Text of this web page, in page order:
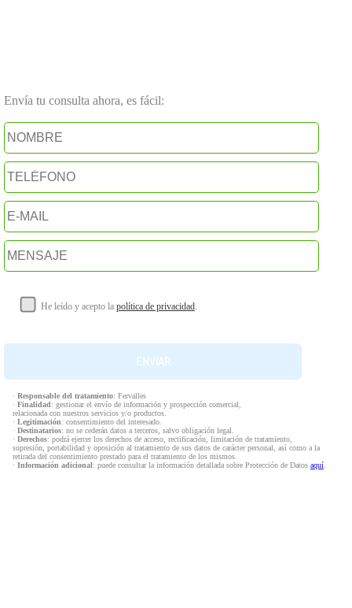
Envía tu consulta ahora, es fácil:
He leído y acepto la política de privacidad.
· Responsable del tratamiento: Fervalles
· Finalidad: gestionar el envío de información y prospección comercial,
relacionada con nuestros servicios y/o productos.
· Legitimación: consentimiento del interesado.
· Destinatarios: no se cederán datos a terceros, salvo obligación legal.
· Derechos: podrá ejercer los derechos de acceso, rectificación, limitación de tratamiento,
supresión, portabilidad y oposición al tratamiento de sus datos de carácter personal, así como a la
retirada del consentimiento prestado para el tratamiento de los mismos.
· Información adicional: puede consultar la información detallada sobre Protección de Datos aquí.